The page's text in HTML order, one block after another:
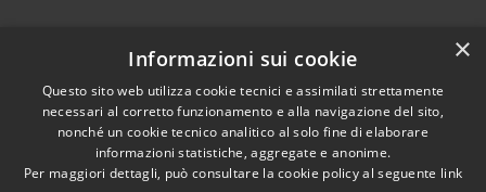
Newsletter
RSS
Copyright © 2026 • Comune di
×
Informazioni sui cookie
Questo sito web utilizza cookie tecnici e assimilati strettamente
necessari al corretto funzionamento e alla navigazione del sito,
nonché un cookie tecnico analitico al solo fine di elaborare
informazioni statistiche, aggregate e anonime.
Per maggiori dettagli, può consultare la cookie policy al seguente link